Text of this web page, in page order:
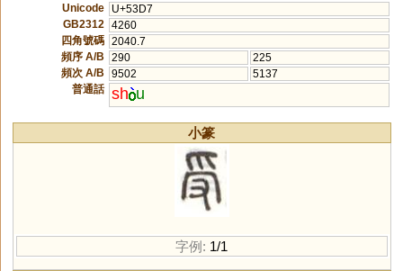
Unicode
U+53D7
GB2312
4260
四角號碼 2040.7
頻序 A/B
290
225
頻次 A/B
9502
5137
普通話 sh u
小篆
字例: 1/1